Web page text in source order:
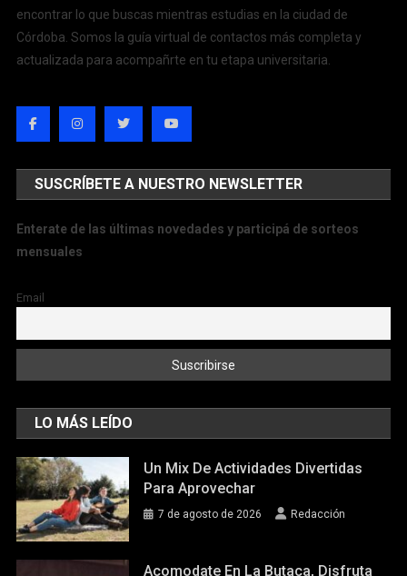
encontrar lo que buscas mientras estudias en la ciudad de
Córdoba. Somos la guía virtual de contactos más completa y
actualizada para acompañrte en tu etapa universitaria.
SUSCRÍBETE A NUESTRO NEWSLETTER
Enterate de las últimas novedades y participá de sorteos
mensuales
Email
LO MÁS LEÍDO
Un Mix De Actividades Divertidas
Para Aprovechar
7 de agosto de 2026 Redacción
Acomodate En La Butaca, Disfruta